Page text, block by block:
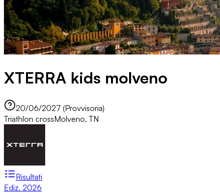
XTERRA kids molveno
20/06/2027 (Provvisoria)
Triathlon crossMolveno, TN
Risultati
Ediz. 2026